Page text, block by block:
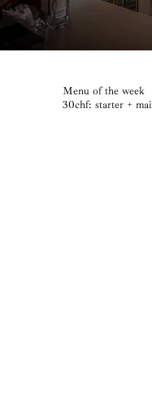
Menu of the week
30chf: starter +